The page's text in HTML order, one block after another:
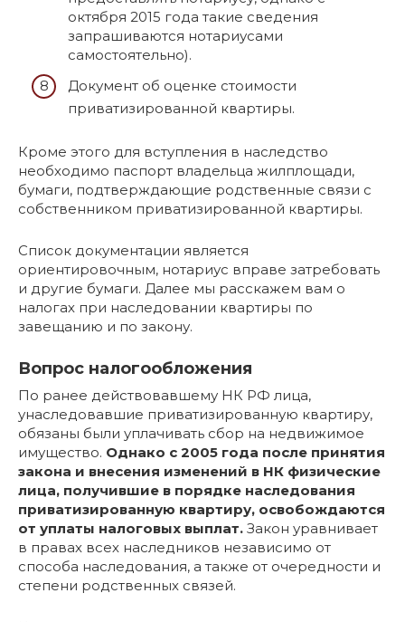
октября 2015 года такие сведения
запрашиваются нотариусами
самостоятельно).
Документ об оценке стоимости
приватизированной квартиры.
Кроме этого для вступления в наследство
необходимо паспорт владельца жилплощади,
бумаги, подтверждающие родственные связи с
собственником приватизированной квартиры.
Список документации является
ориентировочным, нотариус вправе затребовать
и другие бумаги. Далее мы расскажем вам о
налогах при наследовании квартиры по
завещанию и по закону.
Вопрос налогообложения
По ранее действовавшему НК РФ лица,
унаследовавшие приватизированную квартиру,
обязаны были уплачивать сбор на недвижимое
имущество. Однако с 2005 года после принятия
закона и внесения изменений в НК физические
лица, получившие в порядке наследования
приватизированную квартиру, освобождаются
от уплаты налоговых выплат. Закон уравнивает
в правах всех наследников независимо от
способа наследования, а также от очередности и
степени родственных связей.